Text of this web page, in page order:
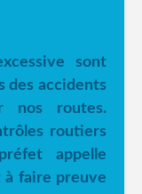
sont
des accidents
nos routes.
routiers
appelle
faire preuve